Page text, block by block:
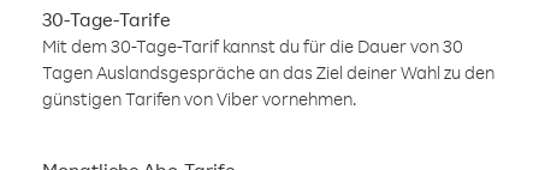
30-Tage-Tarife
Mit dem 30-Tage-Tarif kannst du für die Dauer von 30
Tagen Auslandsgespräche an das Ziel deiner Wahl zu den
günstigen Tarifen von Viber vornehmen.